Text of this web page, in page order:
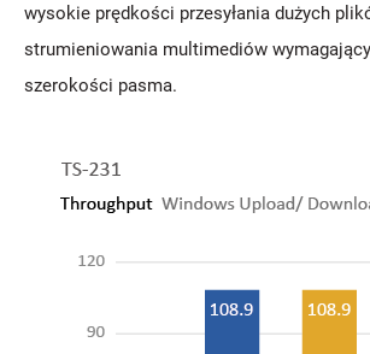
wysokie prędkości przesyłania dużych
strumieniowania multimediów
szerokości pasma.